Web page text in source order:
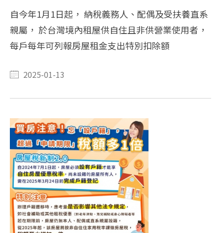
自今年1月1日起， 納稅義務人、配偶及受扶養直系
親屬， 於台灣境內租屋供自住且非供營業使用者，
每戶每年可列報房屋租金支出特別扣除額
2025-01-13